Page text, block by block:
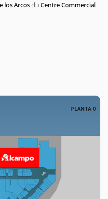
los Arcosdu Centre Commercial
: